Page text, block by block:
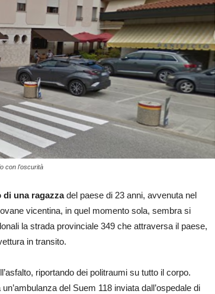
con l'oscurità
di una ragazzadel paese di 23 anni, avvenuta nel
vicentina, in quel momento sola, sembra si
la strada provinciale 349 che attraversa il paese,
in transito.
riportando dei politraumi su tutto il corpo.
del Suem 118 inviata dall’ospedale di